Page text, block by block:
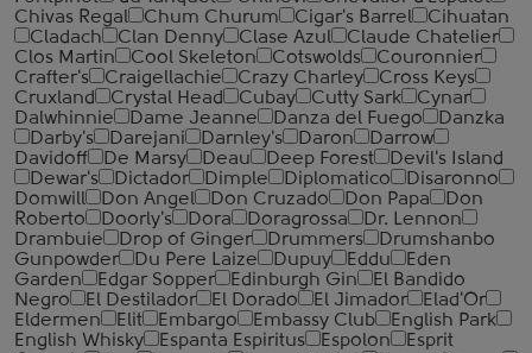
Chivas Regal
Chum Churum Cigar's Barrel
Cihuatan
Cladach
Clan Denny Clase Azul
Claude Chatelier
Clos Martin
Cool Skeleton Cotswolds
Couronnier
Crafter's
Craigellachie Crazy Charley
Cross Keys
Cruxland
Crystal Head Cubay Cutty Sark
Cynar
Dalwhinnie
Dame Jeanne Danza del Fuego
Danzka
Darby's
Darejani Darnley's Daron
Darrow
Davidoff
De Marsy Deau Deep Forest
Devil's Island
Dewar's
Dictador Dimple Diplomatico
Disaronno
Domwill
Don Angel Don Cruzado Don Papa
Don
Roberto
Doorly's Dora Doragrossa
Dr. Lennon
Drambuie
Drop of Ginger Drummers
Drumshanbo
Gunpowder
Du Pere Laize Dupuy Eddu
Eden
Garden
Edgar Sopper Edinburgh Gin
El Bandido
Negro
El Destilador El Dorado El Jimador
Elad'Or
Eldermen
Elit Embargo Embassy Club
English Park
English Whisky
Espanta Espiritus Espolon
Esprit